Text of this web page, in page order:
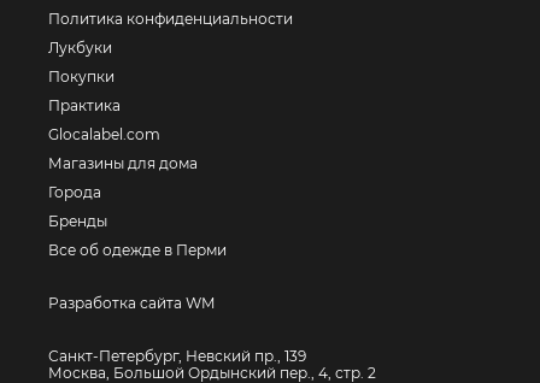
Политика конфиденциальности
Лукбуки
Покупки
Практика
Glocalabel.com
Магазины для дома
Города
Бренды
Все об одежде в Перми
Разработка сайта WM
Санкт-Петербург, Невский пр., 139
Москва, Большой Ордынский пер., 4, стр. 2